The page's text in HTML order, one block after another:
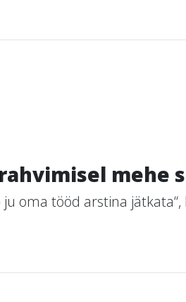
mehe
oma tööd arstina